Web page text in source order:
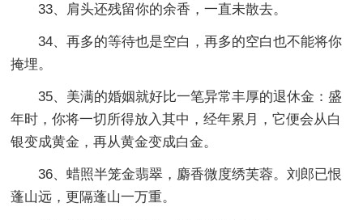
33、肩头还残留你的余香，一直未散去。
34、再多的等待也是空白，再多的空白也不能将你
掩埋。
35、美满的婚姻就好比一笔异常丰厚的退休金：盛
年时，你将一切所得放入其中，经年累月，它便会从白
银变成黄金，再从黄金变成白金。
36、蜡照半笼金翡翠，麝香微度绣芙蓉。刘郎已恨
蓬山远，更隔蓬山一万重。